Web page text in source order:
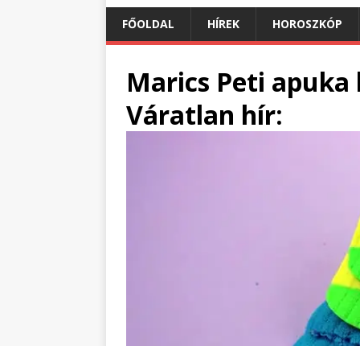
FŐOLDAL HÍREK HOROSZKÓP
Marics Peti apuka
Váratlan hír: